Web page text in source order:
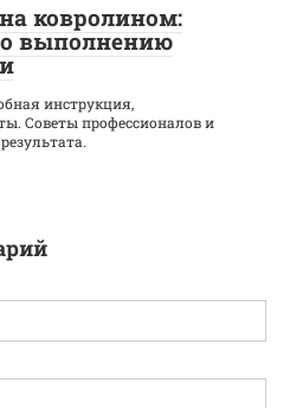
ковролином:
выполнению
инструкция,
Советы профессионалов и